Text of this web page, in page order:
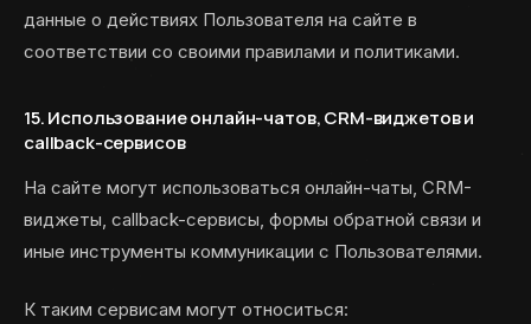
данные о действиях Пользователя на сайте в
соответствии со своими правилами и политиками.
15. Использование онлайн-чатов, CRM-виджетов и
callback-сервисов
На сайте могут использоваться онлайн-чаты, CRM-
виджеты, callback-сервисы, формы обратной связи и
иные инструменты коммуникации с Пользователями.
К таким сервисам могут относиться: